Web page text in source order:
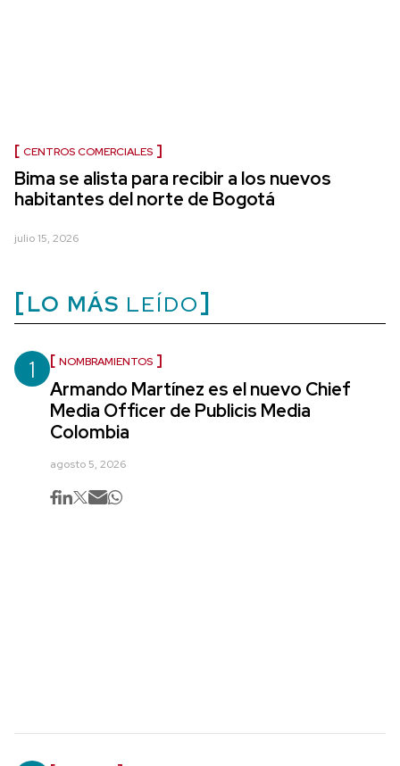
CENTROS COMERCIALES
Bima se alista para recibir a los nuevos
habitantes del norte de Bogotá
julio 15, 2026
LO MÁS LEÍDO
1 NOMBRAMIENTOS
Armando Martínez es el nuevo Chief
Media Officer de Publicis Media
Colombia
agosto 5, 2026